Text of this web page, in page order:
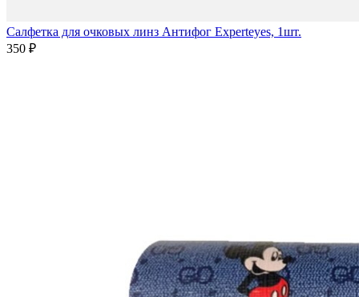
Салфетка для очковых линз Антифог Experteyes, 1шт.
350 ₽